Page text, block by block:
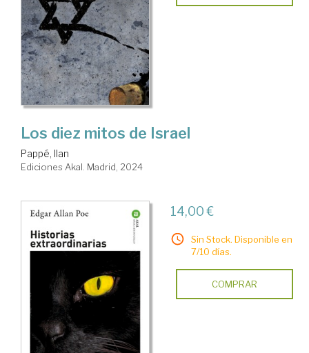
Los diez mitos de Israel
Pappé, Ilan
Ediciones Akal. Madrid, 2024
14,00 €
Sin Stock. Disponible en
7/10 días.
COMPRAR